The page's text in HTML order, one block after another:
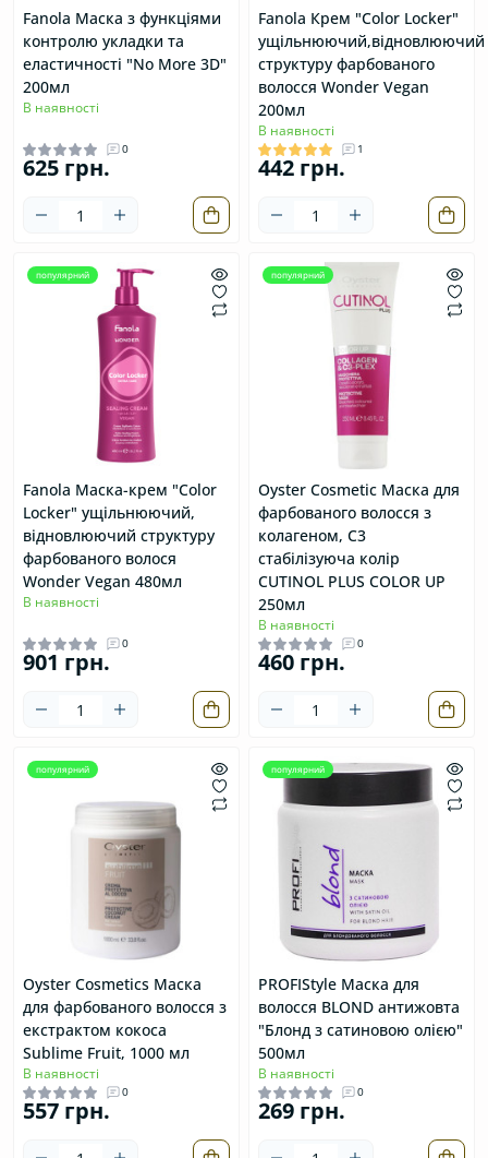
Fanola Маска з функціями
контролю укладки та
еластичності "No More 3D"
200мл
В наявності
0
625 грн.
Fanola Крем "Color Locker"
ущільнюючий,відновлюючий
структуру фарбованого
волосся Wonder Vegan
200мл
В наявності
1
442 грн.
популярний
Fanola Маска-крем "Color
Locker" ущільнюючий,
відновлюючий структуру
фарбованого волося
Wonder Vegan 480мл
В наявності
0
901 грн.
популярний
Oyster Cosmetic Маска для
фарбованого волосся з
колагеном, C3
стабілізуюча колір
CUTINOL PLUS COLOR UP
250мл
В наявності
0
460 грн.
популярний
Oyster Cosmetics Маска
для фарбованого волосся з
екстрактом кокоса
Sublime Fruit, 1000 мл
В наявності
0
557 грн.
популярний
PROFIStyle Маска для
волосся BLOND антижовта
"Блонд з сатиновою олією"
500мл
В наявності
0
269 грн.